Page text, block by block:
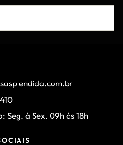
Seg. à Sex. 09h às 18h